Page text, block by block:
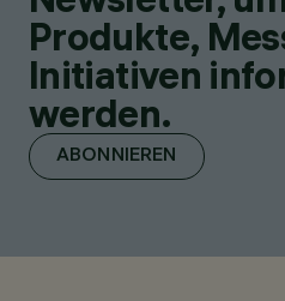
Produkte,
Initiativen
werden.
ABONNIEREN